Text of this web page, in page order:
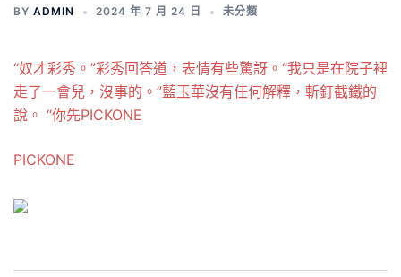
BY ADMIN 2024 年 7 月 24 日 未分類
“奴才彩秀。”彩秀回答道，表情有些驚訝。“我只是在院子裡
走了一會兒，沒事的。”藍玉華沒有任何解釋，斬釘截鐵的
說。 “你先PICKONE
PICKONE